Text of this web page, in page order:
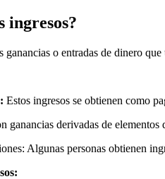
ingresos?
ganancias o entradas de dinero
Estos ingresos se obtienen como
ganancias derivadas de
Algunas personas obtienen